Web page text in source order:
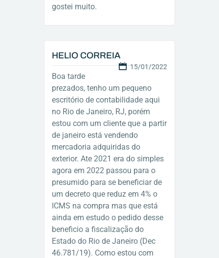
gostei muito.
HELIO CORREIA
15/01/2022
Boa tarde
prezados, tenho um pequeno
escritório de contabilidade aqui
no Rio de Janeiro, RJ, porém
estou com um cliente que a partir
de janeiro está vendendo
mercadoria adquiridas do
exterior. Ate 2021 era do simples
agora em 2022 passou para o
presumido para se beneficiar de
um decreto que reduz em 4% o
ICMS na compra mas que está
ainda em estudo o pedido desse
beneficio a fiscalização do
Estado do Rio de Janeiro (Dec
46.781/19). Como estou com